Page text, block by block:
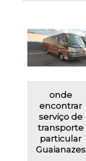
onde
encontrar
serviço de
transporte
particular
Guaianazes